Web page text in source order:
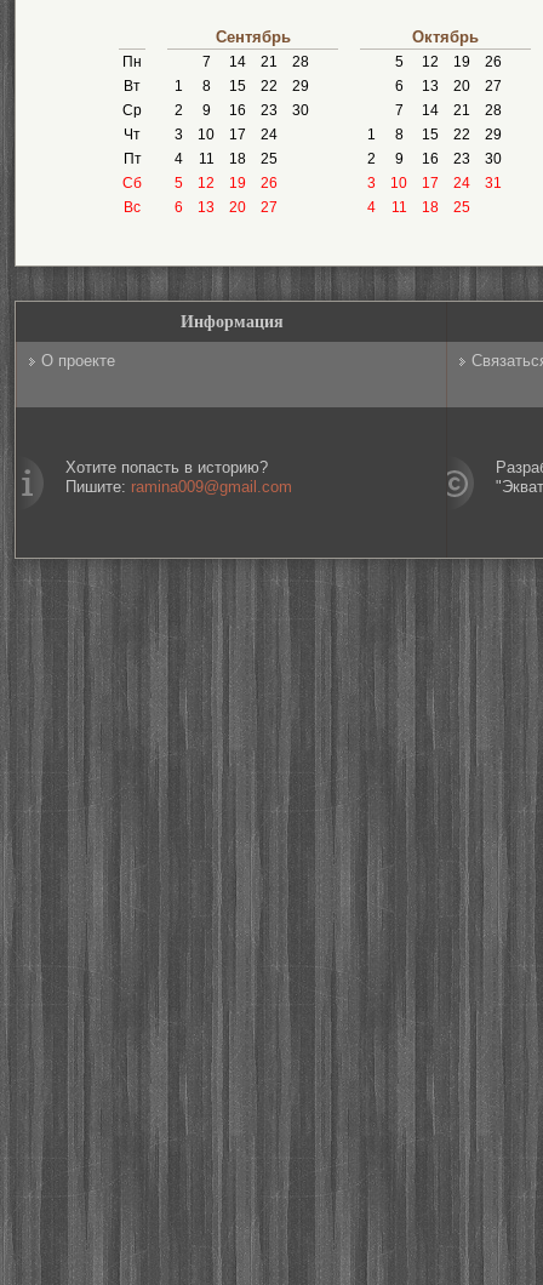
Пн
Вт
Ср
Чт
Пт
Сб
Вс
Сентябрь
7 14 21
28
1
8 15 22
29
2
9 16 23
30
3
10 17
24
4
11 18
25
5
12 19
26
6
13 20 27
Октябрь
5 12 19
26
6
13 20
27
7
14 21
28
1
8 15 22
29
2
9 16 23
30
3
10 17 24
31
4
11 18 25
Информация
О проекте
Хотите попасть в историю?
Пишите: ramina009@gmail.com